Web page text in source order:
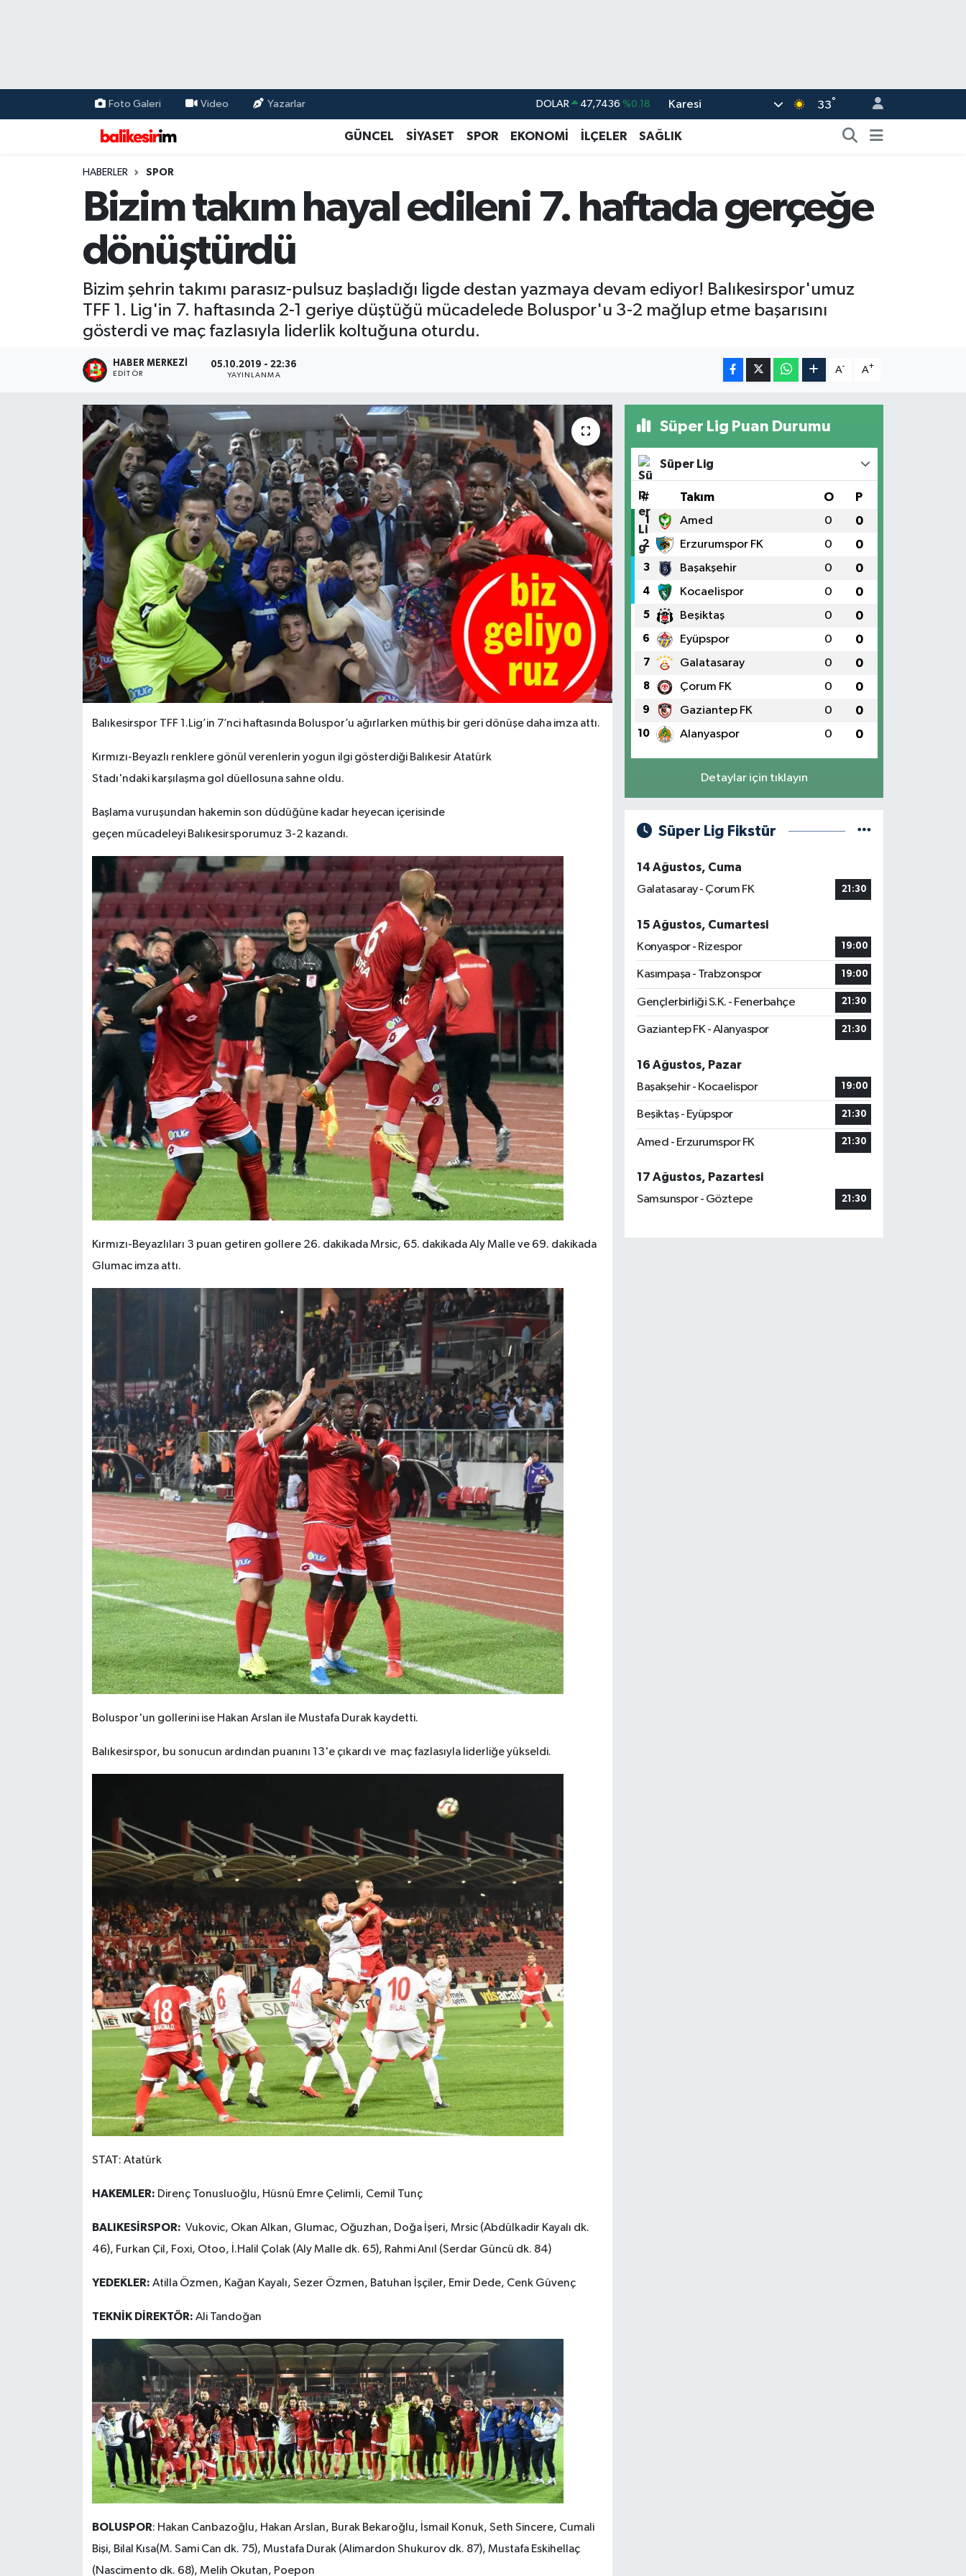
Foto Galeri Video Yazarlar DOLAR 47,7436 %0.18
EURO 55,2510 %0.32
BİST100 13.779 %-14
Karesi 33°
GÜNCEL SİYASET SPOR EKONOMİ İLÇELER SAĞLIK
HABERLER SPOR
Bizim takım hayal edileni 7. haftada gerçeğe
dönüştürdü
Bizim şehrin takımı parasız-pulsuz başladığı ligde destan yazmaya devam ediyor! Balıkesirspor'umuz
TFF 1. Lig'in 7. haftasında 2-1 geriye düştüğü mücadelede Boluspor'u 3-2 mağlup etme başarısını
gösterdi ve maç fazlasıyla liderlik koltuğuna oturdu.
HABER MERKEZI
EDITÖR
05.10.2019 - 22:36
YAYINLANMA
A- A+
Balıkesirspor TFF 1.Lig’in 7’nci haftasında Boluspor’u ağırlarken müthiş bir geri dönüşe daha imza attı.
Kırmızı-Beyazlı renklere gönül verenlerin yogun ilgi gösterdiği Balıkesir Atatürk
Stadı'ndaki karşılaşma gol düellosuna sahne oldu.
Başlama vuruşundan hakemin son düdüğüne kadar heyecan içerisinde
geçen mücadeleyi Balıkesirsporumuz 3-2 kazandı.
Kırmızı-Beyazlıları 3 puan getiren gollere 26. dakikada Mrsic, 65. dakikada Aly Malle ve 69. dakikada
Glumac imza attı.
Boluspor'un gollerini ise Hakan Arslan ile Mustafa Durak kaydetti.
Balıkesirspor, bu sonucun ardından puanını 13'e çıkardı ve maç fazlasıyla liderliğe yükseldi.
STAT: Atatürk
HAKEMLER: Direnç Tonusluoğlu, Hüsnü Emre Çelimli, Cemil Tunç
BALIKESİRSPOR: Vukovic, Okan Alkan, Glumac, Oğuzhan, Doğa İşeri, Mrsic (Abdülkadir Kayalı dk.
46), Furkan Çil, Foxi, Otoo, İ.Halil Çolak (Aly Malle dk. 65), Rahmi Anıl (Serdar Güncü dk. 84)
YEDEKLER: Atilla Özmen, Kağan Kayalı, Sezer Özmen, Batuhan İşçiler, Emir Dede, Cenk Güvenç
TEKNİK DİREKTÖR: Ali Tandoğan
BOLUSPOR: Hakan Canbazoğlu, Hakan Arslan, Burak Bekaroğlu, İsmail Konuk, Seth Sincere, Cumali
Bişi, Bilal Kısa(M. Sami Can dk. 75), Mustafa Durak (Alimardon Shukurov dk. 87), Mustafa Eskihellaç
(Nascimento dk. 68), Melih Okutan, Poepon
Süper Lig Puan Durumu
Süper Lig
# Takım O P
1 Amed 0 0
2 Erzurumspor FK 0 0
3 Başakşehir 0 0
4 Kocaelispor 0 0
5 Beşiktaş 0 0
6 Eyüpspor 0 0
7 Galatasaray 0 0
8 Çorum FK 0 0
9 Gaziantep FK 0 0
10 Alanyaspor 0 0
Detaylar için tıklayın
Süper Lig Fikstür
14 Ağustos, Cuma
Galatasaray - Çorum FK
21:30
15 Ağustos, Cumartesi
Konyaspor - Rizespor
19:00
Kasımpaşa - Trabzonspor 19:00
Gençlerbirliği S.K. - Fenerbahçe 21:30
Gaziantep FK - Alanyaspor 21:30
16 Ağustos, Pazar
Başakşehir - Kocaelispor
19:00
Beşiktaş - Eyüpspor 21:30
Amed - Erzurumspor FK 21:30
17 Ağustos, Pazartesi
Samsunspor - Göztepe
21:30